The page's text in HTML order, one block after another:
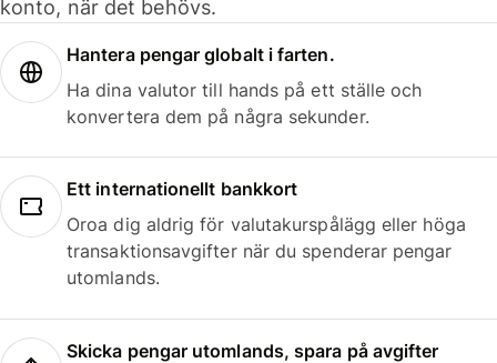
konto, när det behövs.
Hantera pengar globalt i farten.
Ha dina valutor till hands på ett ställe och
konvertera dem på några sekunder.
Ett internationellt bankkort
Oroa dig aldrig för valutakurspålägg eller höga
transaktionsavgifter när du spenderar pengar
utomlands.
Skicka pengar utomlands, spara på avgifter